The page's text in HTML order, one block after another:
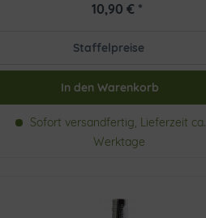
10,90 € *
Staffelpreise
In den Warenkorb
Sofort versandfertig, Lieferzeit ca.
Werktage